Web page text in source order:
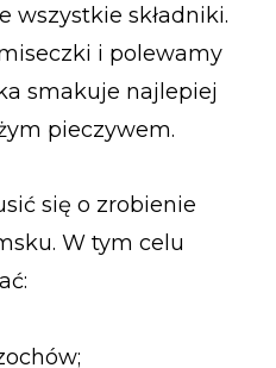
wszystkie składniki.
i polewamy
smakuje najlepiej
pieczywem.
się o zrobienie
W tym celu